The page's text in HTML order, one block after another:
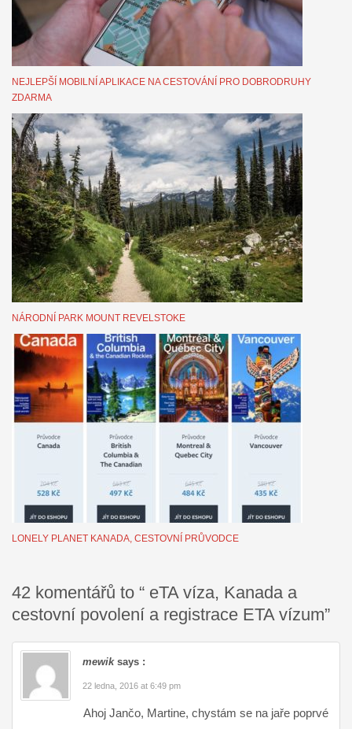
NEJLEPŠÍ MOBILNÍ APLIKACE NA CESTOVÁNÍ PRO DOBRODRUHY
ZDARMA
NÁRODNÍ PARK MOUNT REVELSTOKE
LONELY PLANET KANADA, CESTOVNÍ PRŮVODCE
42 komentářů to “ eTA víza, Kanada a
cestovní povolení a registrace ETA vízum”
mewiksays :
22 ledna, 2016 at 6:49 pm
Ahoj Jančo, Martine, chystám se na jaře poprvé